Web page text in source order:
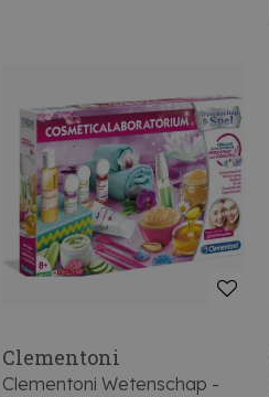
Clementoni
Clementoni Wetenschap -